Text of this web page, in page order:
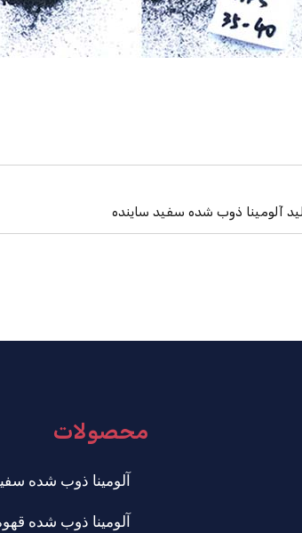
آلومینا ذوب شده سفید ساینده
محصولات
آلومینا ذوب شده
آلومینا ذوب شده